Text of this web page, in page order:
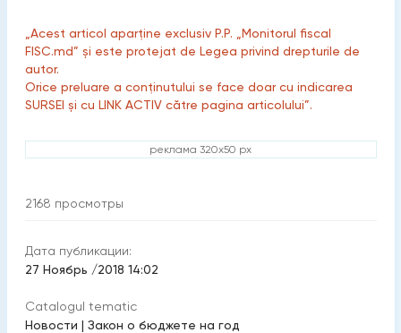
„Acest articol aparține exclusiv P.P. „Monitorul fiscal
FISC.md” și este protejat de Legea privind drepturile de
autor.
Orice preluare a conținutului se face doar cu indicarea
SURSEI și cu LINK ACTIV către pagina articolului”.
реклама 320x50 px
2168 просмотры
Дата публикации:
27 Ноябрь /2018 14:02
Catalogul tematic
Новости | Закон о бюджете на год